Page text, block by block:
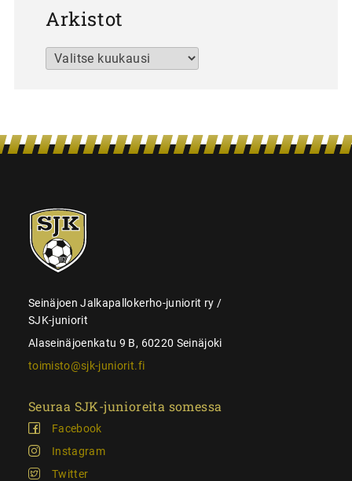
Arkistot
Arkistot
SJK-
juniorit
Seinäjoen Jalkapallokerho-juniorit ry /
SJK-juniorit
Alaseinäjoenkatu 9 B, 60220 Seinäjoki
toimisto@sjk-juniorit.fi
Seuraa SJK-junioreita somessa
Facebook
Instagram
Twitter